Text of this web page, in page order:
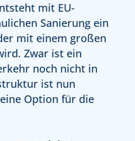
mit EU-
Sanierung ein
mit einem großen
Zwar ist ein
noch nicht in
ist nun
Option für die